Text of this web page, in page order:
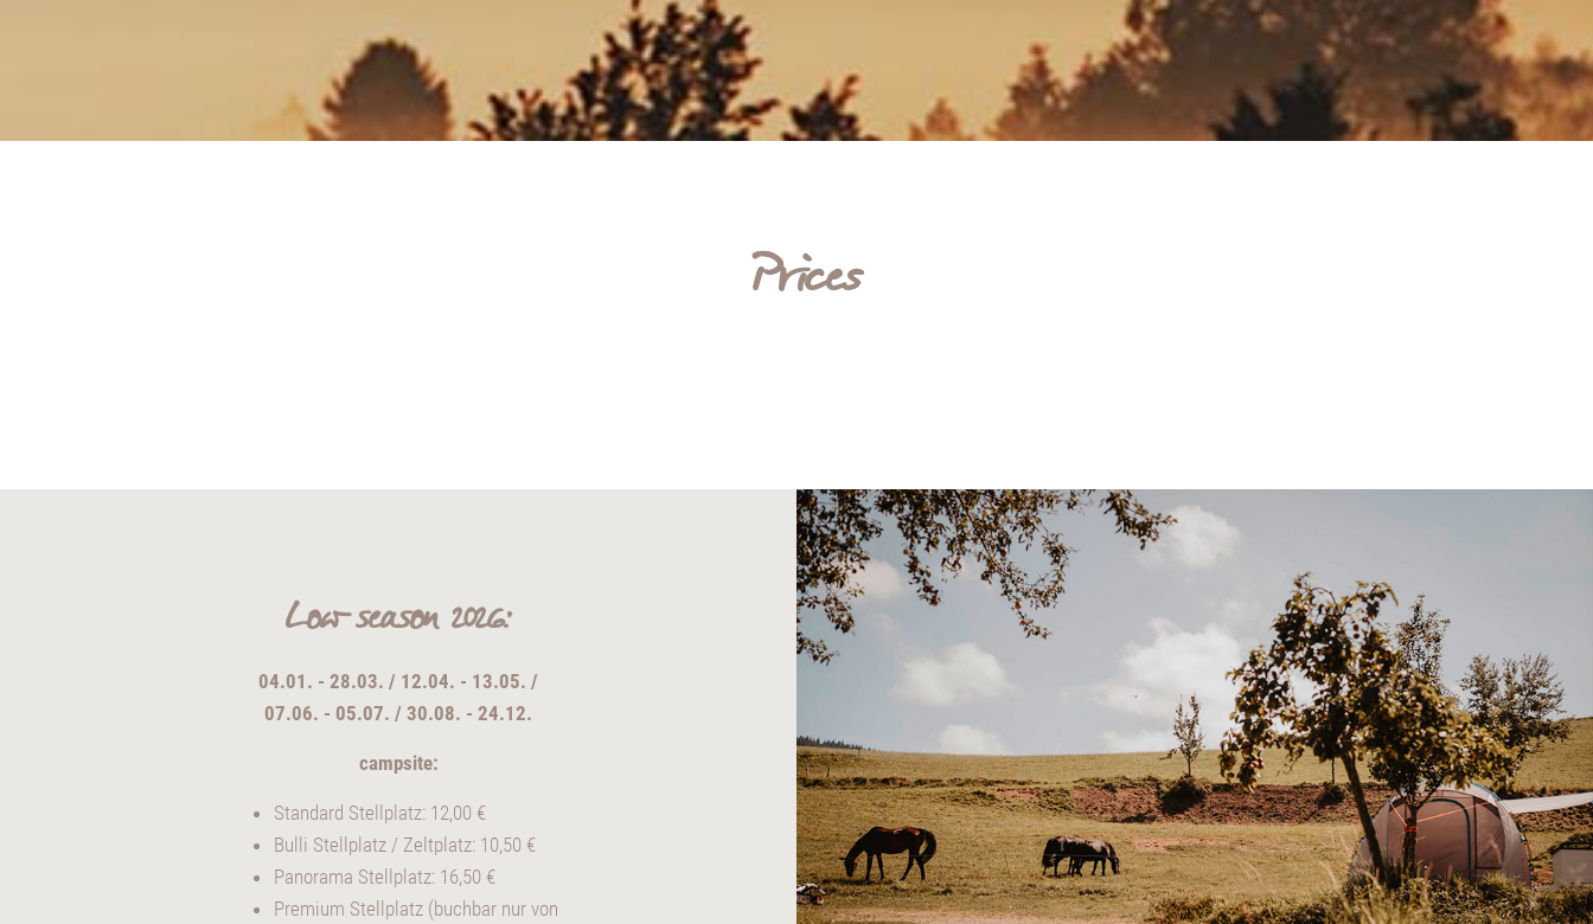
Prices
Low season 2026:
04.01. - 28.03. / 12.04. - 13.05. /
07.06. - 05.07. / 30.08. - 24.12.
campsite:
Standard Stellplatz: 12,00 €
Bulli Stellplatz / Zeltplatz: 10,50 €
Panorama Stellplatz: 16,50 €
Premium Stellplatz (buchbar nur von